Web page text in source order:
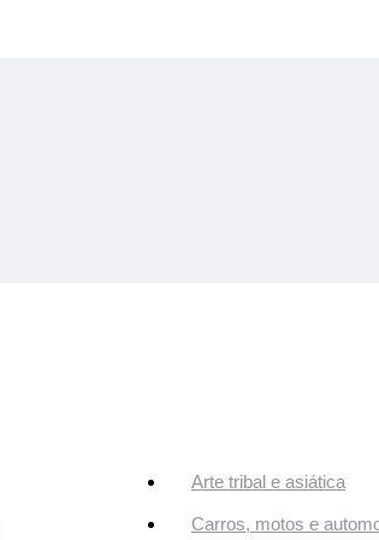
Arte tribal e asiática
Carros, motos e